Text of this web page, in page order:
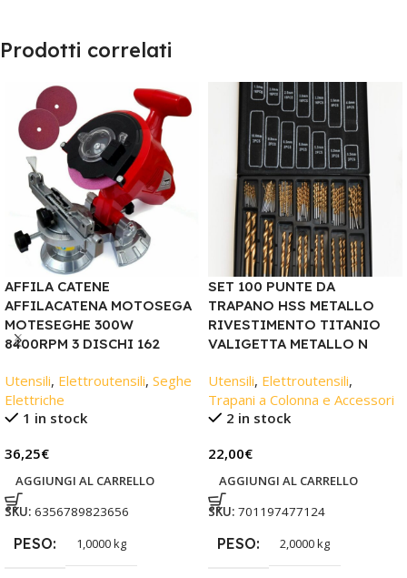
Prodotti correlati
AFFILA CATENE
AFFILACATENA MOTOSEGA
MOTESEGHE 300W
8400RPM 3 DISCHI 162
Utensili, Elettroutensili, Seghe
Elettriche
1 in stock
36,25€
AGGIUNGI AL CARRELLO
SKU: 6356789823656
PESO 1,0000 kg
SET 100 PUNTE DA
TRAPANO HSS METALLO
RIVESTIMENTO TITANIO
VALIGETTA METALLO N
Utensili, Elettroutensili,
Trapani a Colonna e Accessori
2 in stock
22,00€
AGGIUNGI AL CARRELLO
SKU: 701197477124
PESO 2,0000 kg